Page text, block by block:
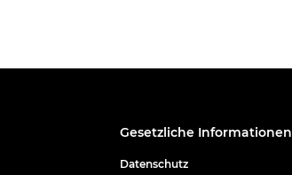
Gesetzliche Informationen
Datenschutz